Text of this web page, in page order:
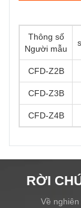
Thông số
Người mẫu
CFD-Z2B
CFD-Z3B
CFD-Z4B
RỜI
Về